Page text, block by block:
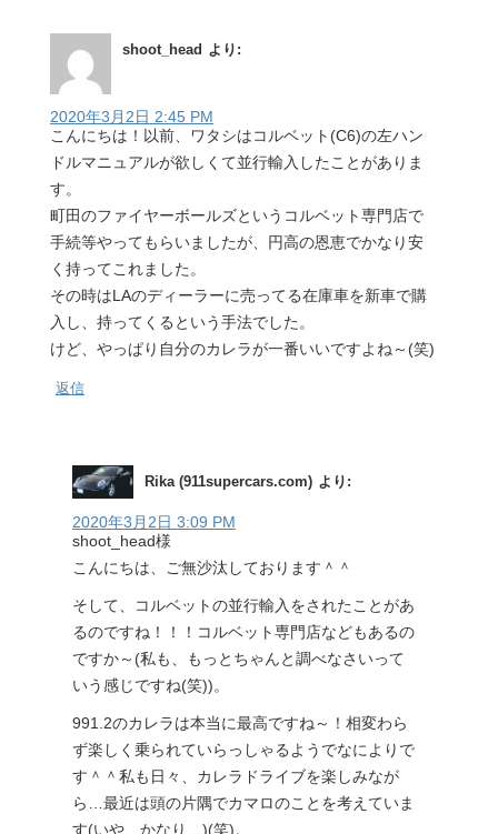
shoot_head より:
2020年3月2日 2:45 PM
こんにちは！以前、ワタシはコルベット(C6)の左ハン
ドルマニュアルが欲しくて並行輸入したことがありま
す。
町田のファイヤーボールズというコルベット専門店で
手続等やってもらいましたが、円高の恩恵でかなり安
く持ってこれました。
その時はLAのディーラーに売ってる在庫車を新車で購
入し、持ってくるという手法でした。
けど、やっぱり自分のカレラが一番いいですよね～(笑)
返信
Rika (911supercars.com) より:
2020年3月2日 3:09 PM
shoot_head様
こんにちは、ご無沙汰しております＾＾
そして、コルベットの並行輸入をされたことがあ
るのですね！！！コルベット専門店などもあるの
ですか～(私も、もっとちゃんと調べなさいって
いう感じですね(笑))。
991.2のカレラは本当に最高ですね～！相変わら
ず楽しく乗られていらっしゃるようでなによりで
す＾＾私も日々、カレラドライブを楽しみなが
ら…最近は頭の片隅でカマロのことを考えていま
す(いや、かなり…)(笑)。